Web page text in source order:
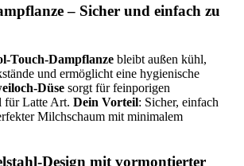
– Sicher und einfach zu
Touch-Dampflanze bleibt außen kühl,
und ermöglicht eine hygienische
Düse sorgt für feinporigen
für Latte Art.Dein Vorteil: Sicher, einfach
Milchschaum mit minimalem
Design mit vormontierter